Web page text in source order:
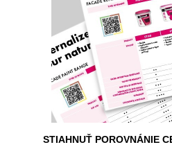
STIAHNUŤ POROVNÁNIE